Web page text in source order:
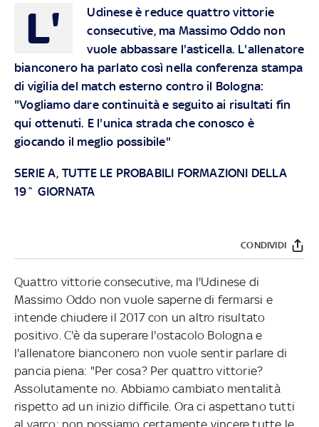
L'
Udinese è reduce quattro vittorie
consecutive, ma Massimo Oddo non
vuole abbassare l'asticella. L'allenatore
bianconero ha parlato così nella conferenza stampa
di vigilia del match esterno contro il Bologna:
"Vogliamo dare continuità e seguito ai risultati fin
qui ottenuti. E l'unica strada che conosco è
giocando il meglio possibile"
SERIE A, TUTTE LE PROBABILI FORMAZIONI DELLA
19^ GIORNATA
CONDIVIDI
Quattro vittorie consecutive, ma l'Udinese di
Massimo Oddo non vuole saperne di fermarsi e
intende chiudere il 2017 con un altro risultato
positivo. C'è da superare l'ostacolo Bologna e
l'allenatore bianconero non vuole sentir parlare di
pancia piena: "Per cosa? Per quattro vittorie?
Assolutamente no. Abbiamo cambiato mentalità
rispetto ad un inizio difficile. Ora ci aspettano tutti
al varco: non possiamo certamente vincere tutte le